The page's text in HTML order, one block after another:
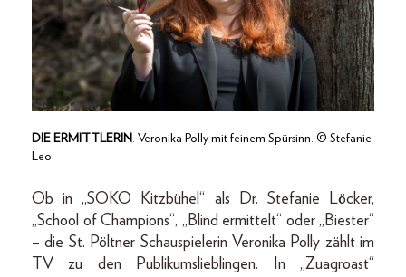
DIE ERMITTLERIN. Veronika Polly mit feinem Spürsinn. © Stefanie
Leo
Ob in „SOKO Kitzbühel“ als Dr. Stefanie Löcker,
„School of Champions“, „Blind ermittelt“ oder „Biester“
– die St. Pöltner Schauspielerin Veronika Polly zählt im
TV zu den Publikumslieblingen. In „Zuagroast“